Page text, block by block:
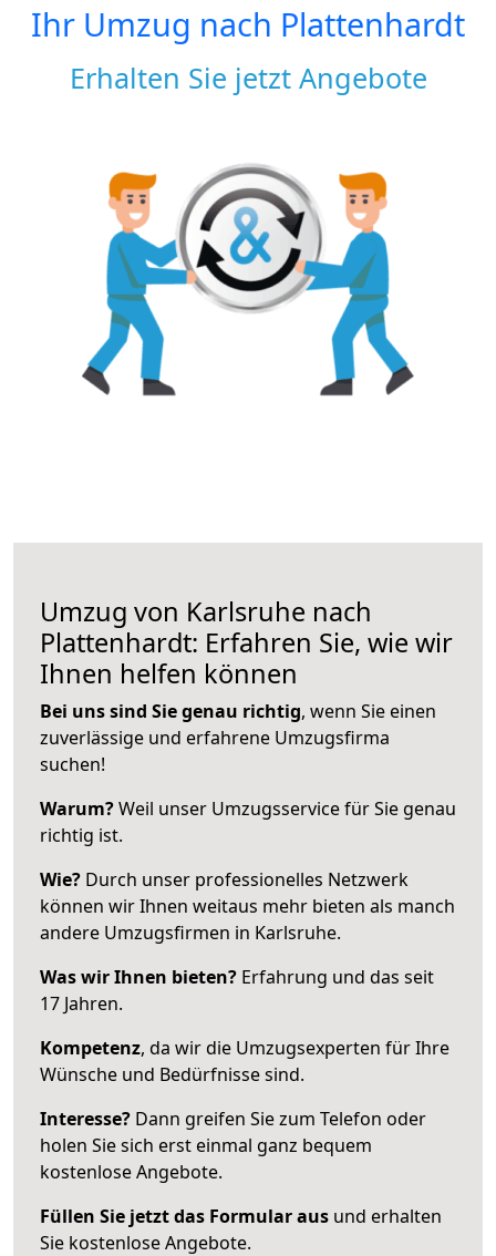
Ihr Umzug nach Plattenhardt
Erhalten Sie jetzt Angebote
Umzug von Karlsruhe nach
Plattenhardt: Erfahren Sie, wie wir
Ihnen helfen können
Bei uns sind Sie genau richtig, wenn Sie einen
zuverlässige und erfahrene Umzugsfirma
suchen!
Warum?Weil unser Umzugsservice für Sie genau
richtig ist.
Wie? Durch unser professionelles Netzwerk
können wir Ihnen weitaus mehr bieten als manch
andere Umzugsfirmen in Karlsruhe.
Was wir Ihnen bieten? Erfahrung und das seit
17 Jahren.
Kompetenz, da wir die Umzugsexperten für Ihre
Wünsche und Bedürfnisse sind.
Interesse? Dann greifen Sie zum Telefon oder
holen Sie sich erst einmal ganz bequem
kostenlose Angebote.
Füllen Sie jetzt das Formular aus und erhalten
Sie kostenlose Angebote.